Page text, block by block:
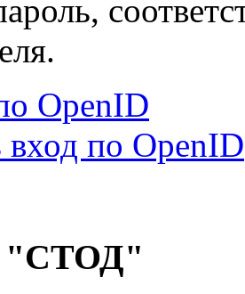
OpenID
по OpenID